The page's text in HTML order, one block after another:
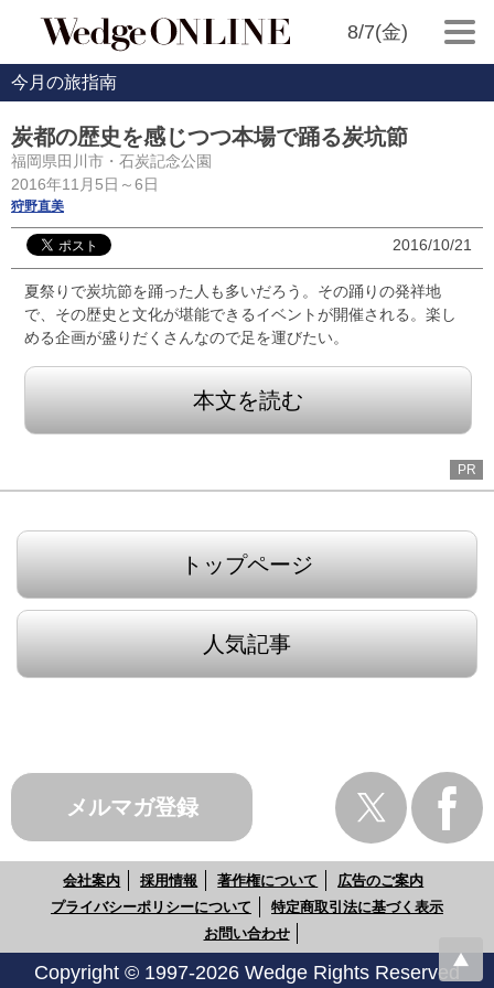
8/7(金)
今月の旅指南
炭都の歴史を感じつつ本場で踊る炭坑節
福岡県田川市・石炭記念公園
2016年11月5日～6日
狩野直美
2016/10/21
夏祭りで炭坑節を踊った人も多いだろう。その踊りの発祥地
で、その歴史と文化が堪能できるイベントが開催される。楽し
める企画が盛りだくさんなので足を運びたい。
本文を読む
PR
トップページ
人気記事
メルマガ登録
会社案内 採用情報 著作権について
広告のご案内
プライバシーポリシーについて
特定商取引法に基づく表示
お問い合わせ
Copyright © 1997-2026 Wedge Rights Reserved